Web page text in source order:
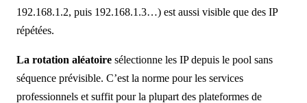
192.168.1.2, puis 192.168.1.3…) est aussi visible que des IP
répétées.
La rotation aléatoire sélectionne les IP depuis le pool sans
séquence prévisible. C’est la norme pour les services
professionnels et suffit pour la plupart des plateformes de